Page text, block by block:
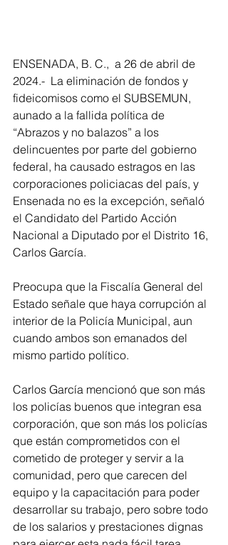
ENSENADA, B. C.,  a 26 de abril de
2024.-  La eliminación de fondos y
fideicomisos como el SUBSEMUN,
aunado a la fallida política de
“Abrazos y no balazos” a los
delincuentes por parte del gobierno
federal, ha causado estragos en las
corporaciones policiacas del país, y
Ensenada no es la excepción, señaló
el Candidato del Partido Acción
Nacional a Diputado por el Distrito 16,
Carlos García.
Preocupa que la Fiscalía General del
Estado señale que haya corrupción al
interior de la Policía Municipal, aun
cuando ambos son emanados del
mismo partido político.
Carlos García mencionó que son más
los policías buenos que integran esa
corporación, que son más los policías
que están comprometidos con el
cometido de proteger y servir a la
comunidad, pero que carecen del
equipo y la capacitación para poder
desarrollar su trabajo, pero sobre todo
de los salarios y prestaciones dignas